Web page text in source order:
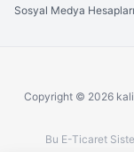
Sosyal Medya
Copyright © 2026
Bu E-Ticaret